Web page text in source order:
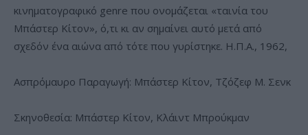
κινηματογραφικό genre που ονομάζεται «ταινία του
Μπάστερ Κίτον», ό,τι κι αν σημαίνει αυτό μετά από
σχεδόν ένα αιώνα από τότε που γυρίστηκε. Η.Π.Α., 1962,
Ασπρόμαυρο Παραγωγή: Μπάστερ Κίτον, Τζόζεφ Μ. Σενκ
Σκηνοθεσία: Μπάστερ Κίτον, Κλάιντ Μπρούκμαν